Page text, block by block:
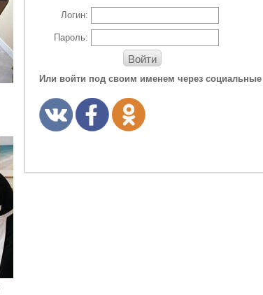
Логин:
Пароль:
Войти
Или войти под своим именем через социальные